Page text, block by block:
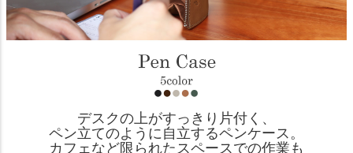
デスクの上がすっきり片付く、
ペン立てのように自立するペンケース。
カフェなど限られたスペースでの作業も